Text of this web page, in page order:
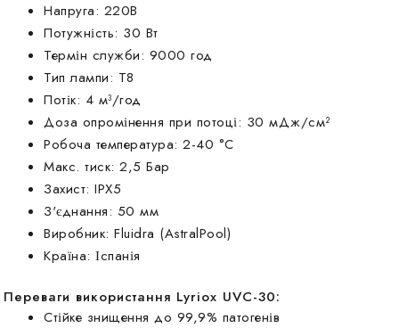
Напруга: 220В
Потужність: 30 Вт
Термін служби: 9000 год
Тип лампи: Т8
Потік: 4 м³/год
Доза опромінення при потоці: 30 мДж/см²
Робоча температура: 2-40 °C
Макс. тиск: 2,5 Бар
Захист: IPX5
З'єднання: 50 мм
Виробник: Fluidra (AstralPool)
Країна: Іспанія
Переваги використання Lyriox UVC-30:
Стійке знищення до 99,9% патогенів